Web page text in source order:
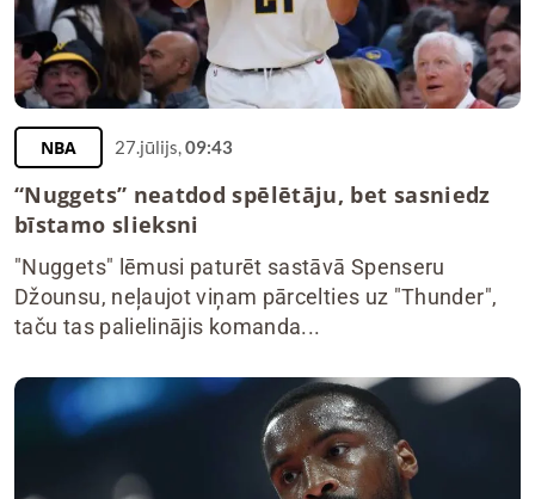
NBA 27.jūlijs,09:43
“Nuggets” neatdod spēlētāju, bet sasniedz
bīstamo slieksni
"Nuggets" lēmusi paturēt sastāvā Spenseru
Džounsu, neļaujot viņam pārcelties uz "Thunder",
taču tas palielinājis komanda...